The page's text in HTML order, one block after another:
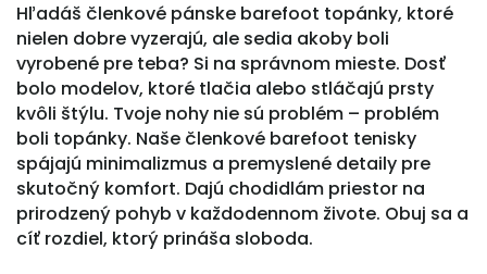
Hľadáš členkové pánske barefoot topánky, ktoré
nielen dobre vyzerajú, ale sedia akoby boli
vyrobené pre teba? Si na správnom mieste. Dosť
bolo modelov, ktoré tlačia alebo stláčajú prsty
kvôli štýlu. Tvoje nohy nie sú problém – problém
boli topánky. Naše členkové barefoot tenisky
spájajú minimalizmus a premyslené detaily pre
skutočný komfort. Dajú chodidlám priestor na
prirodzený pohyb v každodennom živote. Obuj sa a
cíť rozdiel, ktorý prináša sloboda.